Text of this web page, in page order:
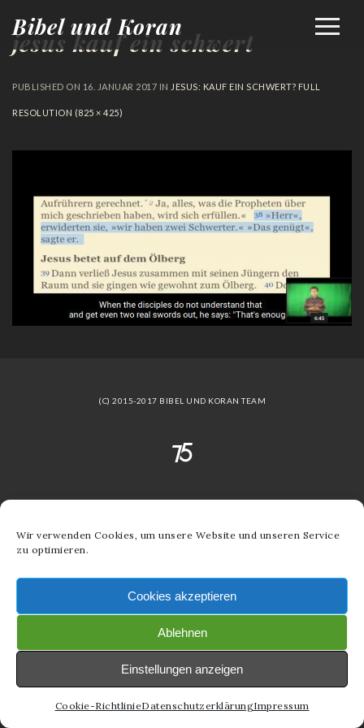
Wir verwenden Cookies, um unsere Website und unseren Service
zu optimieren.
Cookies akzeptieren
Ablehnen
Einstellungen anzeigen
Cookie-RichtlinieDatenschutzerklärungImpressum
Bibel und Koran
jesus kauf ein schwert
PUBLISHED ON 16. JANUAR 2017 IN JESUS: KAUF EIN SCHWERT? FULL
RESOLUTION (825 × 425)
(C) 2015-2017 BIBEL UND KORAN TEAM